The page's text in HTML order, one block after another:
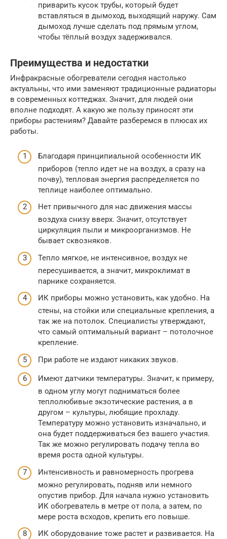
приварить кусок трубы, который будет
вставляться в дымоход, выходящий наружу. Сам
дымоход лучше сделать под прямым углом,
чтобы тёплый воздух задерживался.
Преимущества и недостатки
Инфракрасные обогреватели сегодня настолько
актуальны, что ими заменяют традиционные радиаторы
в современных коттеджах. Значит, для людей они
вполне подходят. А какую же пользу приносят эти
приборы растениям? Давайте разберемся в плюсах их
работы.
Благодаря принципиальной особенности ИК
приборов (тепло идет не на воздух, а сразу на
почву), тепловая энергия распределяется по
теплице наиболее оптимально.
Нет привычного для нас движения массы
воздуха снизу вверх. Значит, отсутствует
циркуляция пыли и микроорганизмов. Не
бывает сквозняков.
Тепло мягкое, не интенсивное, воздух не
пересушивается, а значит, микроклимат в
парнике сохраняется.
ИК приборы можно установить, как удобно. На
стены, на стойки или специальные крепления, а
так же на потолок. Специалисты утверждают,
что самый оптимальный вариант – потолочное
крепление.
При работе не издают никаких звуков.
Имеют датчики температуры. Значит, к примеру,
в одном углу могут подниматься более
теплолюбивые экзотические растения, а в
другом – культуры, любящие прохладу.
Температуру можно установить изначально, и
она будет поддерживаться без вашего участия.
Так же можно регулировать подачу тепла во
время роста одной культуры.
Интенсивность и равномерность прогрева
можно регулировать, подняв или немного
опустив прибор. Для начала нужно установить
ИК обогреватель в метре от пола, а затем, по
мере роста всходов, крепить его повыше.
ИК оборудование тоже растет и развивается. На